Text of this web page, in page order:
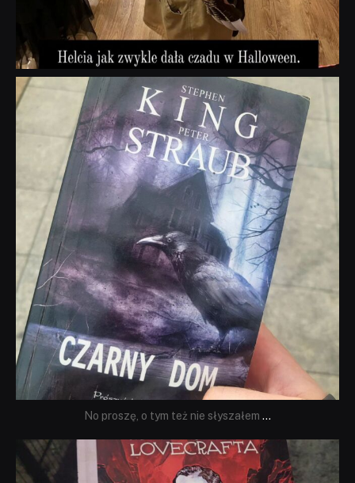
dobryhorror
Wrz 23
No proszę, o tym też nie słyszałem ...
dobryhorror
Wrz 19